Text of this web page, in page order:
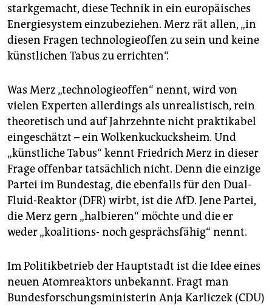
starkgemacht, diese Technik in ein europäisches
Energiesystem einzubeziehen. Merz rät allen, „in
diesen Fragen technologieoffen zu sein und keine
künstlichen Tabus zu errichten“.
Was Merz „technologieoffen“ nennt, wird von
vielen Experten allerdings als unrealistisch, rein
theoretisch und auf Jahrzehnte nicht praktikabel
eingeschätzt – ein Wolkenkuckucksheim. Und
„künstliche Tabus“ kennt Friedrich Merz in dieser
Frage offenbar tatsächlich nicht. Denn die einzige
Partei im Bundestag, die ebenfalls für den Dual-
Fluid-Reaktor (DFR) wirbt, ist die AfD. Jene Partei,
die Merz gern „halbieren“ möchte und die er
weder „koalitions- noch gesprächsfähig“ nennt.
Im Politikbetrieb der Hauptstadt ist die Idee eines
neuen Atomreaktors unbekannt. Fragt man
Bundesforschungsministerin Anja Karliczek (CDU)